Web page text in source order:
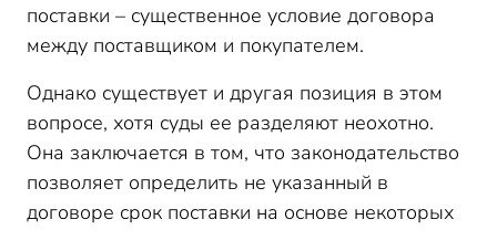
поставки – существенное условие договора
между поставщиком и покупателем.
Однако существует и другая позиция в этом
вопросе, хотя суды ее разделяют неохотно.
Она заключается в том, что законодательство
позволяет определить не указанный в
договоре срок поставки на основе некоторых